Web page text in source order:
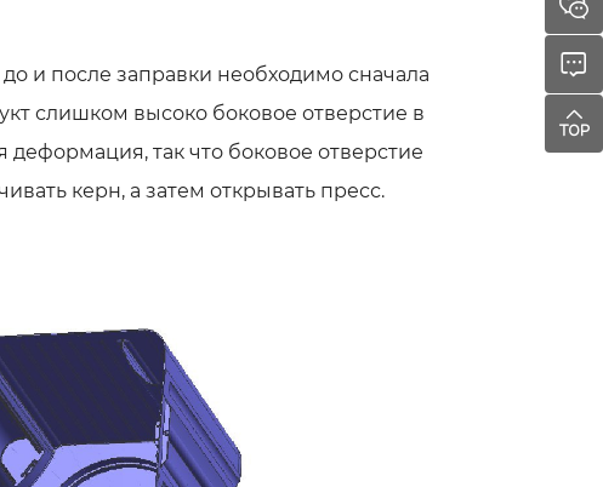
и после заправки необходимо сначала
слишком высоко боковое отверстие в
так что боковое отверстие
керн, а затем открывать пресс.